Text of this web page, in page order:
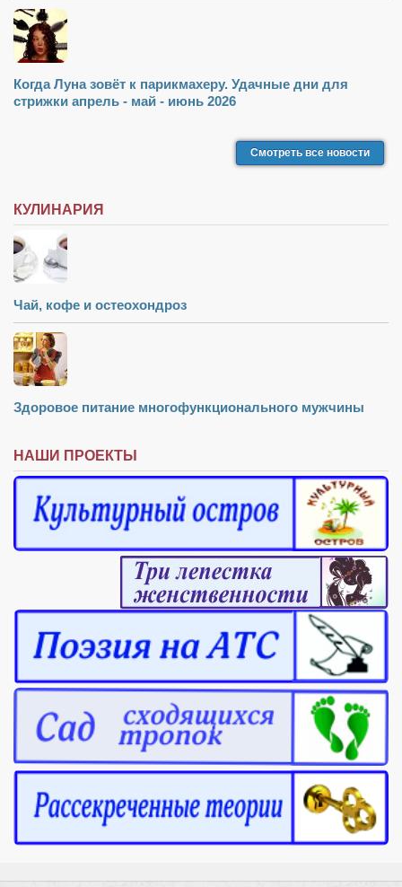
Когда Луна зовёт к парикмахеру. Удачные дни для
стрижки апрель - май - июнь 2026
Смотреть все новости
КУЛИНАРИЯ
Чай, кофе и остеохондроз
Здоровое питание многофункционального мужчины
НАШИ ПРОЕКТЫ